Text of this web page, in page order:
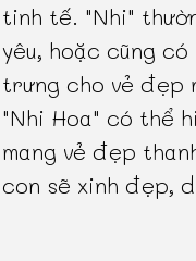
tinh tế. "Nhi"
yêu, hoặc cũng
trưng cho vẻ đẹp
"Nhi Hoa" có thể
mang vẻ đẹp
con sẽ xinh đẹp,